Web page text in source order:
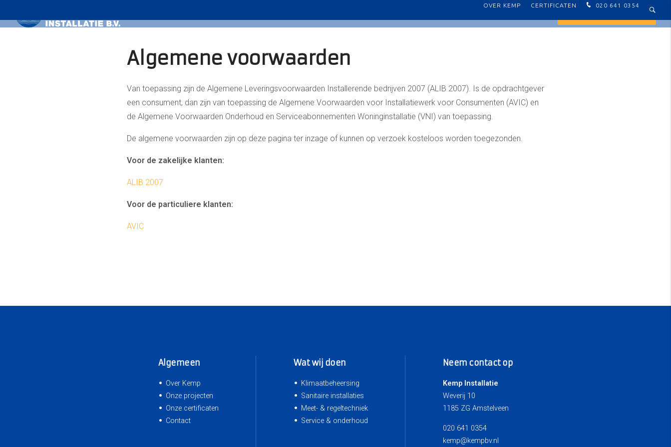
020 641 0354
OVER KEMP CERTIFICATEN
Algemene voorwaarden
Van toepassing zijn de Algemene Leveringsvoorwaarden Installerende bedrijven 2007 (ALIB 2007). Is de opdrachtgever
een consument, dan zijn van toepassing de Algemene Voorwaarden voor Installatiewerk voor Consumenten (AVIC) en
de Algemene Voorwaarden Onderhoud en Serviceabonnementen Woninginstallatie (VNI) van toepassing.
De algemene voorwaarden zijn op deze pagina ter inzage of kunnen op verzoek kosteloos worden toegezonden.
Voor de zakelijke klanten:
ALIB 2007
Voor de particuliere klanten:
AVIC
Algemeen
Over Kemp
Onze projecten
Onze certificaten
Contact
Wat wij doen
Klimaatbeheersing
Sanitaire installaties
Meet- & regeltechniek
Service & onderhoud
Neem contact op
Kemp Installatie
Weverij 10
1185 ZG Amstelveen
020 641 0354
kemp@kempbv.nl